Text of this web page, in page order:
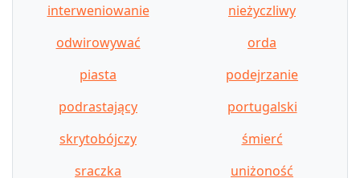
interweniowanie
nieżyczliwy
odwirowywać
orda
piasta
podejrzanie
podrastający
portugalski
skrytobójczy
śmierć
sraczka
uniżoność